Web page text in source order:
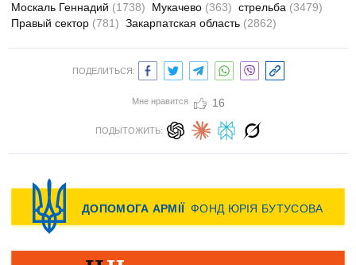
Москаль Геннадий (1738) Мукачево (363) стрельба (3479)
Правый сектор (781) Закарпатская область (2862)
ПОДЕЛИТЬСЯ:
Мне нравится 16
ПОДЫТОЖИТЬ: